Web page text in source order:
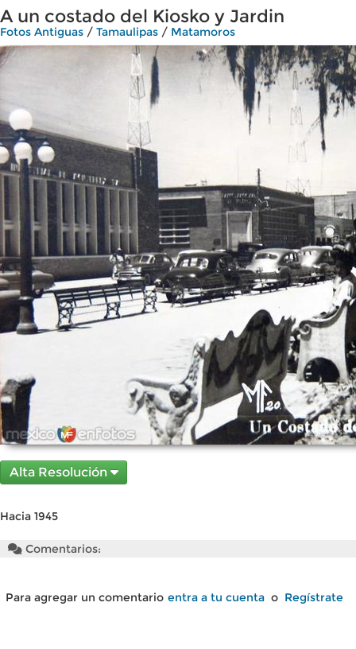
A un costado del Kiosko y Jardin
Fotos Antiguas / Tamaulipas / Matamoros
Alta Resolución
Hacia 1945
Comentarios:
Para agregar un comentario entra a tu cuenta o Regístrate